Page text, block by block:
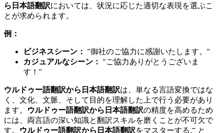
ら日本語翻訳においては、状況に応じた適切な表現を選ぶこ
とが求められます。
例：
ビジネスシーン：
"御社のご協力に感謝いたします。"
カジュアルなシーン：
"ご協力ありがとうございま
す！"
ウルドゥー語翻訳から日本語翻訳は、単なる言語変換ではな
く、文化、文脈、そして目的を理解した上で行う必要があり
ます。
ウルドゥー語翻訳から日本語翻訳の精度を高めるため
には、両言語の深い知識と翻訳スキルを磨くことが不可欠で
す。
ウルドゥー語翻訳から日本語翻訳をマスターすること